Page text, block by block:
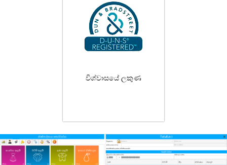
විශ්වාසයේ ලකුණ